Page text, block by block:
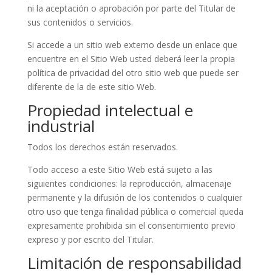
ni la aceptación o aprobación por parte del Titular de
sus contenidos o servicios.
Si accede a un sitio web externo desde un enlace que
encuentre en el Sitio Web usted deberá leer la propia
política de privacidad del otro sitio web que puede ser
diferente de la de este sitio Web.
Propiedad intelectual e
industrial
Todos los derechos están reservados.
Todo acceso a este Sitio Web está sujeto a las
siguientes condiciones: la reproducción, almacenaje
permanente y la difusión de los contenidos o cualquier
otro uso que tenga finalidad pública o comercial queda
expresamente prohibida sin el consentimiento previo
expreso y por escrito del Titular.
Limitación de responsabilidad